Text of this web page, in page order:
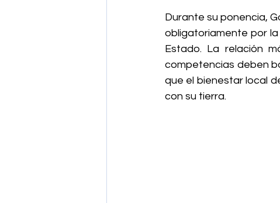
Durante su ponencia,
obligatoriamente por la
Estado. La relación
competencias deben
que el bienestar local
con su tierra.